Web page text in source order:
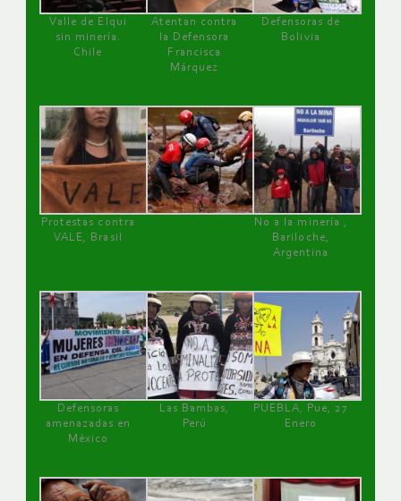
Valle de Elqui
sin minería.
Chile
Atentan contra
la Defensora
Francisca
Márquez
Defensoras de
Bolivia
Protestas contra
VALE, Brasil
No a la minería ,
Bariloche,
Argentina
Defensoras
amenazadas en
México
Las Bambas,
Perú
PUEBLA, Pue, 27
Enero